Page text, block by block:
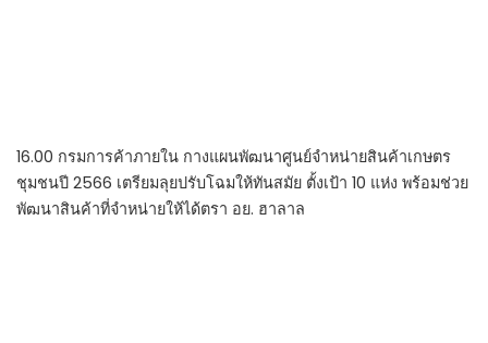
16.00 กรมการค้าภายใน กางแผนพัฒนาศูนย์จำหน่ายสินค้าเกษตร
ชุมชนปี 2566 เตรียมลุยปรับโฉมให้ทันสมัย ตั้งเป้า 10 แห่ง พร้อมช่วย
พัฒนาสินค้าที่จำหน่ายให้ได้ตรา อย. ฮาลาล